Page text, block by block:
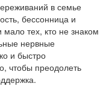
в семье
бессонница и
тех, кто не знаком
нервные
и быстро
чтобы преодолеть